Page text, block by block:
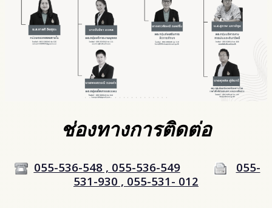
ช่องทางการติดต่อ
055-536-548 , 055-536-549
055-
531-930 , 055-531- 012